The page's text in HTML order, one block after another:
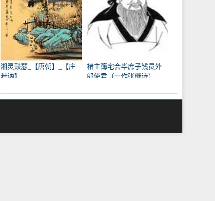
湘灵鼓瑟_【唐朝】_【庄
若讷】
褚主簿宅会毕庶子钱员外
郎使君（一作张继诗）